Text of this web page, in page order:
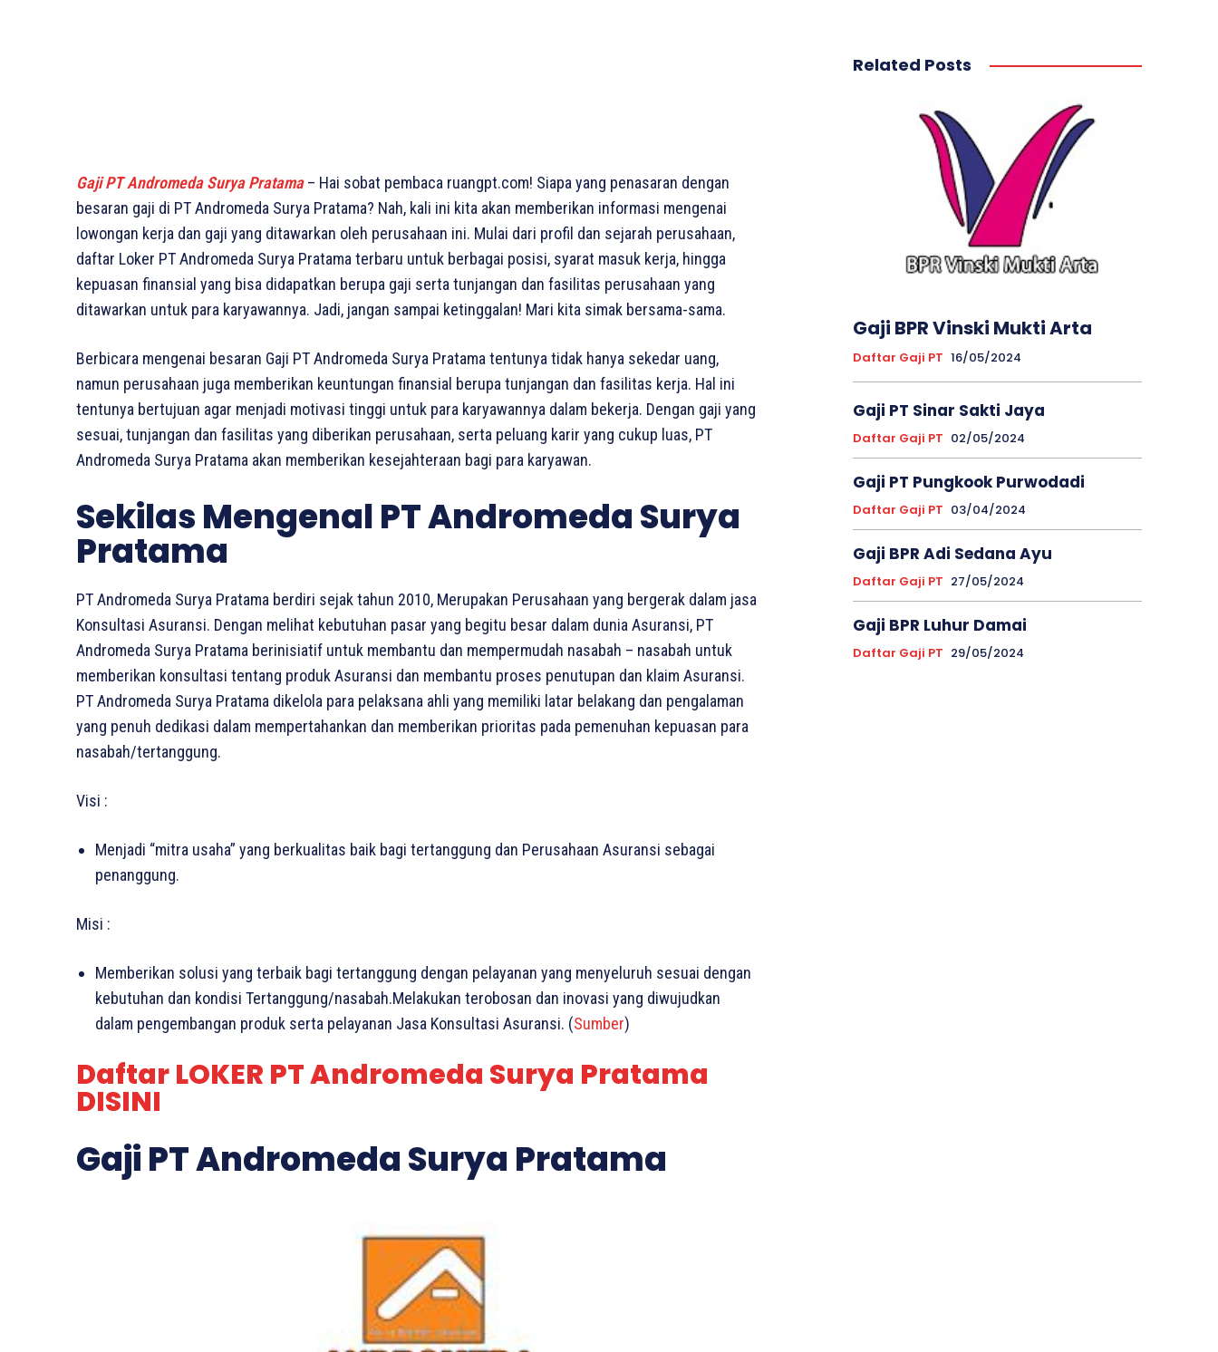
Gaji PT Andromeda Surya Pratama– Hai sobat pembaca ruangpt.com! Siapa yang penasaran dengan
besaran gaji di PT Andromeda Surya Pratama? Nah, kali ini kita akan memberikan informasi mengenai
lowongan kerja dan gaji yang ditawarkan oleh perusahaan ini. Mulai dari profil dan sejarah perusahaan,
daftar Loker PT Andromeda Surya Pratama terbaru untuk berbagai posisi, syarat masuk kerja, hingga
kepuasan finansial yang bisa didapatkan berupa gaji serta tunjangan dan fasilitas perusahaan yang
ditawarkan untuk para karyawannya. Jadi, jangan sampai ketinggalan! Mari kita simak bersama-sama.
Berbicara mengenai besaran Gaji PT Andromeda Surya Pratama tentunya tidak hanya sekedar uang,
namun perusahaan juga memberikan keuntungan finansial berupa tunjangan dan fasilitas kerja. Hal ini
tentunya bertujuan agar menjadi motivasi tinggi untuk para karyawannya dalam bekerja. Dengan gaji yang
sesuai, tunjangan dan fasilitas yang diberikan perusahaan, serta peluang karir yang cukup luas, PT
Andromeda Surya Pratama akan memberikan kesejahteraan bagi para karyawan.
Sekilas Mengenal PT Andromeda Surya
Pratama
PT Andromeda Surya Pratama berdiri sejak tahun 2010, Merupakan Perusahaan yang bergerak dalam jasa
Konsultasi Asuransi. Dengan melihat kebutuhan pasar yang begitu besar dalam dunia Asuransi, PT
Andromeda Surya Pratama berinisiatif untuk membantu dan mempermudah nasabah – nasabah untuk
memberikan konsultasi tentang produk Asuransi dan membantu proses penutupan dan klaim Asuransi.
PT Andromeda Surya Pratama dikelola para pelaksana ahli yang memiliki latar belakang dan pengalaman
yang penuh dedikasi dalam mempertahankan dan memberikan prioritas pada pemenuhan kepuasan para
nasabah/tertanggung.
Visi :
Menjadi “mitra usaha” yang berkualitas baik bagi tertanggung dan Perusahaan Asuransi sebagai
penanggung.
Misi :
Memberikan solusi yang terbaik bagi tertanggung dengan pelayanan yang menyeluruh sesuai dengan
kebutuhan dan kondisi Tertanggung/nasabah.Melakukan terobosan dan inovasi yang diwujudkan
dalam pengembangan produk serta pelayanan Jasa Konsultasi Asuransi. (Sumber)
Daftar LOKER PT Andromeda Surya Pratama
DISINI
Gaji PT Andromeda Surya Pratama
Related Posts
Gaji BPR Vinski Mukti Arta
Daftar Gaji PT 16/05/2024
Gaji PT Sinar Sakti Jaya
Daftar Gaji PT 02/05/2024
Gaji PT Pungkook Purwodadi
Daftar Gaji PT 03/04/2024
Gaji BPR Adi Sedana Ayu
Daftar Gaji PT 27/05/2024
Gaji BPR Luhur Damai
Daftar Gaji PT 29/05/2024